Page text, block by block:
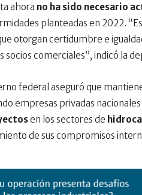
ahora no ha sido necesario
planteadas en 2022.
otorgan certidumbre e
socios comerciales”, indicó la
federal aseguró que
empresas privadas
en los sectores de
de sus compromisos